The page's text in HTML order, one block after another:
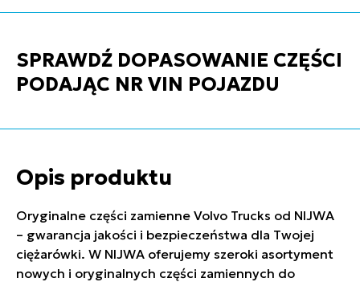
SPRAWDŹ DOPASOWANIE CZĘŚCI
PODAJĄC NR VIN POJAZDU
Opis produktu
Oryginalne części zamienne Volvo Trucks od NIJWA
– gwarancja jakości i bezpieczeństwa dla Twojej
ciężarówki. W NIJWA oferujemy szeroki asortyment
nowych i oryginalnych części zamiennych do